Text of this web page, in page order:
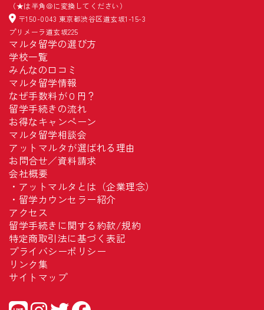
（★は半角＠に変換してください）
〒150-0043 東京都渋谷区道玄坂1-15-3
プリメーラ道玄坂225
マルタ留学の選び方
学校一覧
みんなの口コミ
マルタ留学情報
なぜ手数料が０円？
留学手続きの流れ
お得なキャンペーン
マルタ留学相談会
アットマルタが選ばれる理由
お問合せ／資料請求
会社概要
・ アットマルタとは（企業理念）
・ 留学カウンセラー紹介
アクセス
留学手続きに関する約款/規約
特定商取引法に基づく表記
プライバシーポリシー
リンク集
サイトマップ